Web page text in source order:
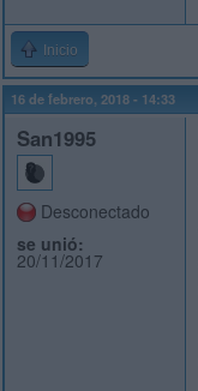
Inicio
16 de febrero, 2018 - 14:33
San1995
Desconectado
se unió:
20/11/2017